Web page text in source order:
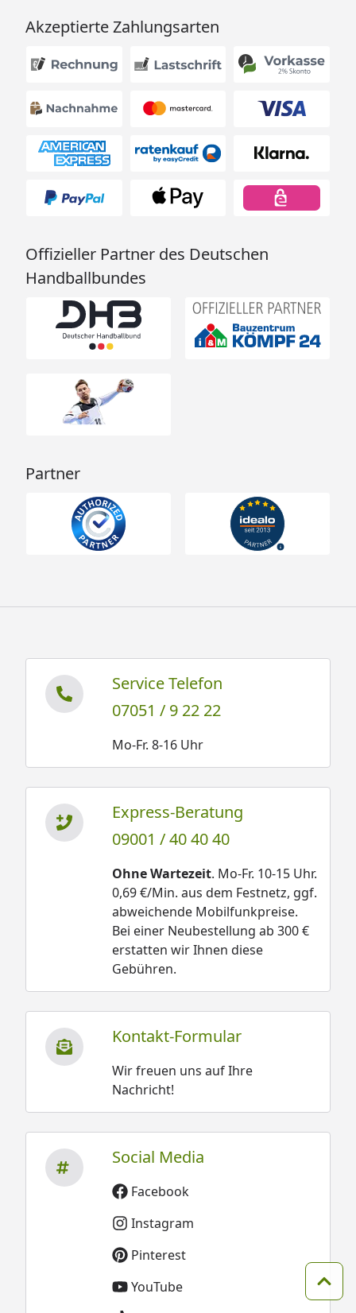
Akzeptierte Zahlungsarten
Offizieller Partner des Deutschen
Handballbundes
Partner
Service Telefon
07051 / 9 22 22
Mo-Fr. 8-16 Uhr
Express-Beratung
09001 / 40 40 40
Ohne Wartezeit. Mo-Fr. 10-15 Uhr.
0,69 €/Min. aus dem Festnetz, ggf.
abweichende Mobilfunkpreise.
Bei einer Neubestellung ab 300 €
erstatten wir Ihnen diese
Gebühren.
Kontakt-Formular
Wir freuen uns auf Ihre
Nachricht!
Social Media
Facebook
Instagram
Pinterest
YouTube